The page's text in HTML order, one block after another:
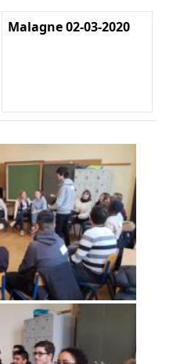
Malagne 02-03-2020